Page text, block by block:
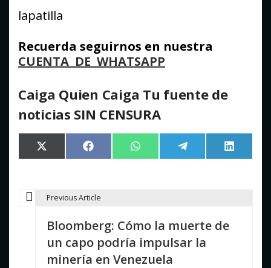
lapatilla
Recuerda seguirnos en nuestra
CUENTA DE WHATSAPP
Caiga Quien Caiga Tu fuente de
noticias SIN CENSURA
Compartir
en
X
(Twitter)
Compartir
en
Facebook Compartir
en
WhatsApp Compartir
en
Telegram
en
LinkedIn
N
Previous Article
Bloomberg: Cómo la muerte de
un capo podría impulsar la
minería en Venezuela